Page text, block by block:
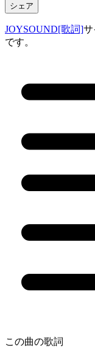
シェア
JOYSOUND[歌詞]サ
です。
この曲の歌詞